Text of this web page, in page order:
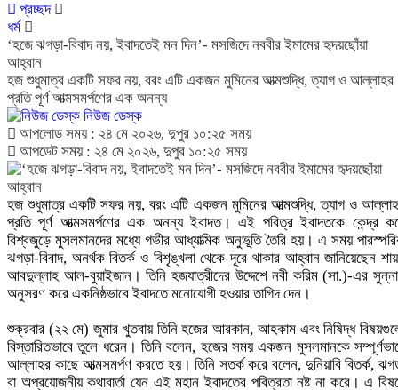
প্রচ্ছদ
ধর্ম
‘হজে ঝগড়া-বিবাদ নয়, ইবাদতেই মন দিন’- মসজিদে নববীর ইমামের হৃদয়ছোঁয়া
আহ্বান
হজ শুধুমাত্র একটি সফর নয়, বরং এটি একজন মুমিনের আত্মশুদ্ধি, ত্যাগ ও আল্লাহর
প্রতি পূর্ণ আত্মসমর্পণের এক অনন্য
নিউজ ডেস্ক
আপলোড সময় : ২৪ মে ২০২৬, দুপুর ১০:২৫ সময়
আপডেট সময় : ২৪ মে ২০২৬, দুপুর ১০:২৫ সময়
হজ শুধুমাত্র একটি সফর নয়, বরং এটি একজন মুমিনের আত্মশুদ্ধি, ত্যাগ ও
প্রতি পূর্ণ আত্মসমর্পণের এক অনন্য ইবাদত। এই পবিত্র ইবাদতকে কেন্দ্র
বিশ্বজুড়ে মুসলমানদের মধ্যে গভীর আধ্যাত্মিক অনুভূতি তৈরি হয়। এ সময়
ঝগড়া-বিবাদ, অনর্থক বিতর্ক ও বিশৃঙ্খলা থেকে দূরে থাকার আহ্বান জানিয়েছেন
আবদুল্লাহ আল-বুয়াইজান। তিনি হজযাত্রীদের উদ্দেশে নবী করিম (সা.)-এর
অনুসরণ করে একনিষ্ঠভাবে ইবাদতে মনোযোগী হওয়ার তাগিদ দেন।
শুক্রবার (২২ মে) জুমার খুতবায় তিনি হজের আরকান, আহকাম এবং নিষিদ্ধ
বিস্তারিতভাবে তুলে ধরেন। তিনি বলেন, হজের সময় একজন মুসলমানকে
আল্লাহর কাছে আত্মসমর্পণ করতে হয়। তিনি সতর্ক করে বলেন, দুনিয়াবি বিতর্ক,
বা অপ্রয়োজনীয় কথাবার্তা যেন এই মহান ইবাদতের পবিত্রতা নষ্ট না করে। এ